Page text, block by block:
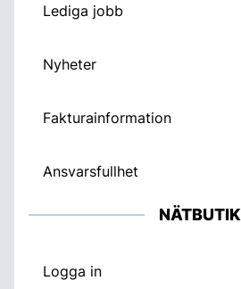
Lediga jobb
Nyheter
Fakturainformation
Ansvarsfullhet
NÄTBUTIK
Logga in